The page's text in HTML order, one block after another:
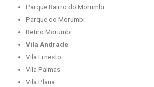
Parque Bairro do Morumbi
Parque do Morumbi
Retiro Morumbi
Vila Andrade
Vila Ernesto
Vila Palmas
Vila Plana